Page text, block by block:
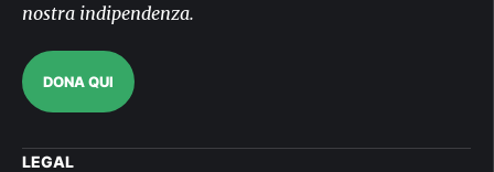
nostra indipendenza.
DONA QUI
LEGAL